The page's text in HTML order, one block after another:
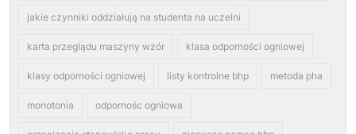
jakie czynniki oddziałują na studenta na uczelni
karta przeglądu maszyny wzór klasa odporności ogniowej
klasy odporności ogniowej listy kontrolne bhp metoda pha
monotonia odpornośc ogniowa